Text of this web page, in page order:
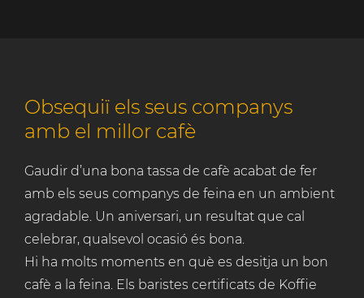
Obsequiï els seus companys
amb el millor cafè
Gaudir d’una bona tassa de cafè acabat de fer
amb els seus companys de feina en un ambient
agradable. Un aniversari, un resultat que cal
celebrar, qualsevol ocasió és bona.
Hi ha molts moments en què es desitja un bon
cafè a la feina. Els baristes certificats de Koffie